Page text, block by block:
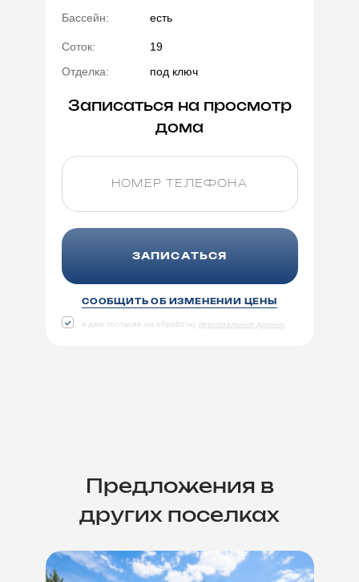
Бассейн:
есть
Соток:
19
Отделка:
под ключ
Записаться на просмотр
дома
ЗАПИСАТЬСЯ
СООБЩИТЬ ОБ ИЗМЕНЕНИИ ЦЕНЫ
я даю согласие на обработку персональных данных
Предложения в
других поселках